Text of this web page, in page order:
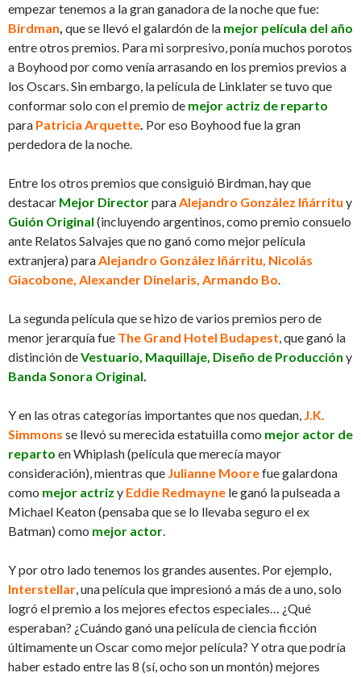
empezar tenemos a la gran ganadora de la noche que fue:
Birdman, que se llevó el galardón de la mejor película del año
entre otros premios. Para mi sorpresivo, ponía muchos porotos
a Boyhood por como venía arrasando en los premios previos a
los Oscars. Sin embargo, la película de Linklater se tuvo que
conformar solo con el premio de mejor actriz de reparto
para Patricia Arquette. Por eso Boyhood fue la gran
perdedora de la noche.
Entre los otros premios que consiguió Birdman, hay que
destacar Mejor DirectorparaAlejandro González Iñárritu y
Guión Original (incluyendo argentinos, como premio consuelo
ante Relatos Salvajes que no ganó como mejor película
extranjera) paraAlejandro González Iñárritu, Nicolás
Giacobone, Alexander Dinelaris, Armando Bo.
La segunda película que se hizo de varios premios pero de
menor jerarquía fue The Grand Hotel Budapest, que ganó la
distinción deVestuario, Maquillaje, Diseño de Producción y
Banda Sonora Original.
Y en las otras categorías importantes que nos quedan, J.K.
Simmons se llevó su merecida estatuilla como mejor actor de
reparto en Whiplash (película que merecía mayor
consideración), mientras que Julianne Moorefue galardona
como mejor actriz y Eddie Redmayne le ganó la pulseada a
Michael Keaton (pensaba que se lo llevaba seguro el ex
Batman) como mejor actor.
Y por otro lado tenemos los grandes ausentes. Por ejemplo,
Interstellar, una película que impresionó a más de a uno, solo
logró el premio a los mejores efectos especiales… ¿Qué
esperaban? ¿Cuándo ganó una película de ciencia ficción
últimamente un Oscar como mejor película? Y otra que podría
haber estado entre las 8 (sí, ocho son un montón) mejores